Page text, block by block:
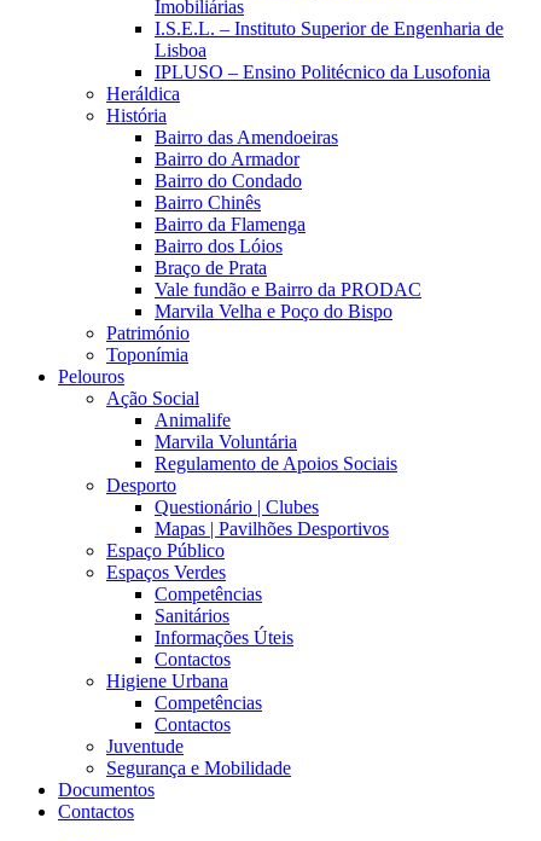
Imobiliárias
I.S.E.L. – Instituto Superior de Engenharia de
Lisboa
IPLUSO – Ensino Politécnico da Lusofonia
Heráldica
História
Bairro das Amendoeiras
Bairro do Armador
Bairro do Condado
Bairro Chinês
Bairro da Flamenga
Bairro dos Lóios
Braço de Prata
Vale fundão e Bairro da PRODAC
Marvila Velha e Poço do Bispo
Património
Toponímia
Pelouros
Ação Social
Animalife
Marvila Voluntária
Regulamento de Apoios Sociais
Desporto
Questionário | Clubes
Mapas | Pavilhões Desportivos
Espaço Público
Espaços Verdes
Competências
Sanitários
Informações Úteis
Contactos
Higiene Urbana
Competências
Contactos
Juventude
Segurança e Mobilidade
Documentos
Contactos